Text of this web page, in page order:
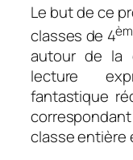
Le but de ce
classes de 4
autour de la
lecture
fantastique
classe entière